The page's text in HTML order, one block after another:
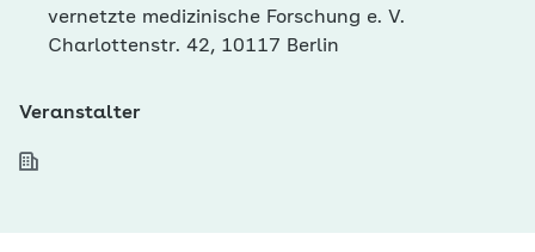
vernetzte medizinische Forschung e. V.
Charlottenstr. 42, 10117 Berlin
Veranstalter